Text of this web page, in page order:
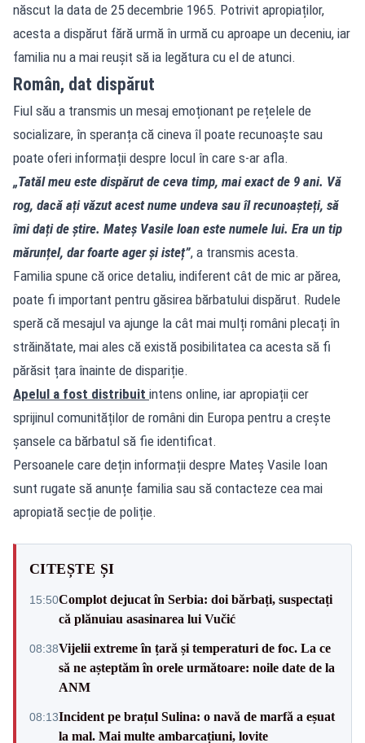
născut la data de 25 decembrie 1965. Potrivit apropiaților,
acesta a dispărut fără urmă în urmă cu aproape un deceniu, iar
familia nu a mai reușit să ia legătura cu el de atunci.
Român, dat dispărut
Fiul său a transmis un mesaj emoționant pe rețelele de
socializare, în speranța că cineva îl poate recunoaște sau
poate oferi informații despre locul în care s-ar afla.
„Tatăl meu este dispărut de ceva timp, mai exact de 9 ani. Vă
rog, dacă ați văzut acest nume undeva sau îl recunoașteți, să
îmi dați de știre. Mateș Vasile Ioan este numele lui. Era un tip
mărunțel, dar foarte ager și isteț”, a transmis acesta.
Familia spune că orice detaliu, indiferent cât de mic ar părea,
poate fi important pentru găsirea bărbatului dispărut. Rudele
speră că mesajul va ajunge la cât mai mulți români plecați în
străinătate, mai ales că există posibilitatea ca acesta să fi
părăsit țara înainte de dispariție.
Apelul a fost distribuit intens online, iar apropiații cer
sprijinul comunităților de români din Europa pentru a crește
șansele ca bărbatul să fie identificat.
Persoanele care dețin informații despre Mateș Vasile Ioan
sunt rugate să anunțe familia sau să contacteze cea mai
apropiată secție de poliție.
CITEȘTE ȘI
15:50Complot dejucat în Serbia: doi bărbați, suspectați
că plănuiau asasinarea lui Vučić
08:38Vijelii extreme în țară și temperaturi de foc. La ce
să ne așteptăm în orele următoare: noile date de la
ANM
08:13Incident pe brațul Sulina: o navă de marfă a eșuat
la mal. Mai multe ambarcațiuni, lovite